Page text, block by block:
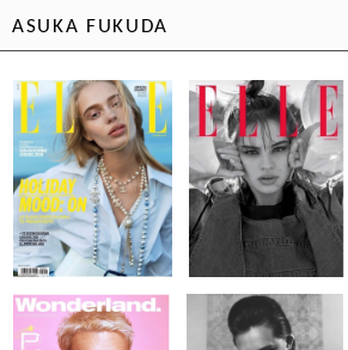
ASUKA FUKUDA